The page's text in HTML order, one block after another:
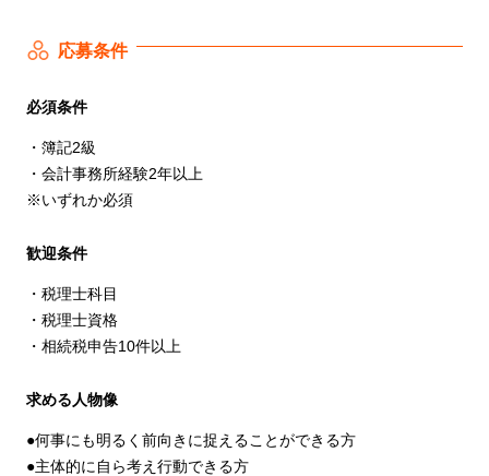
応募条件
必須条件
・簿記2級
・会計事務所経験2年以上
※いずれか必須
歓迎条件
・税理士科目
・税理士資格
・相続税申告10件以上
求める人物像
●何事にも明るく前向きに捉えることができる方
●主体的に自ら考え行動できる方